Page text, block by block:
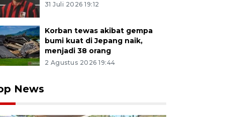
31 Juli 2026 19:12
Korban tewas akibat gempa
bumi kuat di Jepang naik,
menjadi 38 orang
2 Agustus 2026 19:44
News